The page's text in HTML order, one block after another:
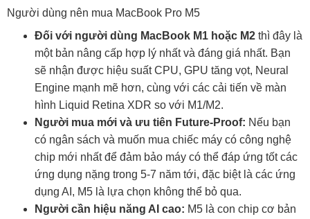
Người dùng nên mua MacBook Pro M5
Đối với người dùng MacBook M1 hoặc M2 thì đây là
một bản nâng cấp hợp lý nhất và đáng giá nhất. Bạn
sẽ nhận được hiệu suất CPU, GPU tăng vọt, Neural
Engine mạnh mẽ hơn, cùng với các cải tiến về màn
hình Liquid Retina XDR so với M1/M2.
Người mua mới và ưu tiên Future-Proof: Nếu bạn
có ngân sách và muốn mua chiếc máy có công nghệ
chip mới nhất để đảm bảo máy có thể đáp ứng tốt các
ứng dụng nặng trong 5-7 năm tới, đặc biệt là các ứng
dụng AI, M5 là lựa chọn không thể bỏ qua.
Người cần hiệu năng AI cao: M5 là con chip cơ bản